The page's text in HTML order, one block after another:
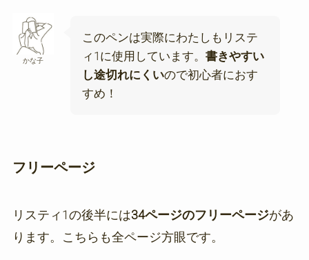
かな子
このペンは実際にわたしもリステ
ィ1に使用しています。 書きやすい
し途切れにくいので初心者におす
すめ！
フリーページ
リスティ1の後半には34ページのフリーページがあ
ります。こちらも全ページ方眼です。